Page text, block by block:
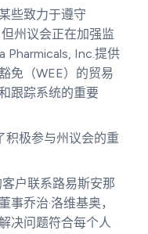
些致力于遵守
州议会正在加强监
Pharmicals, Inc.提供
免（WEE）的贸易
跟踪系统的重要
积极参与州议会的重
户联系路易斯安那
乔治·洛维基奥，
决问题符合每个人